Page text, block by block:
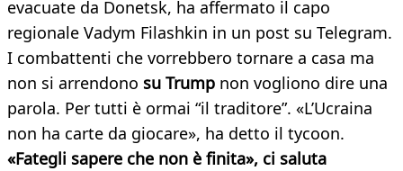
evacuate da Donetsk, ha affermato il capo
regionale Vadym Filashkin in un post su Telegram.
I combattenti che vorrebbero tornare a casa ma
non si arrendono su Trump non vogliono dire una
parola. Per tutti è ormai “il traditore”. «L’Ucraina
non ha carte da giocare», ha detto il tycoon.
«Fategli sapere che non è finita», ci saluta